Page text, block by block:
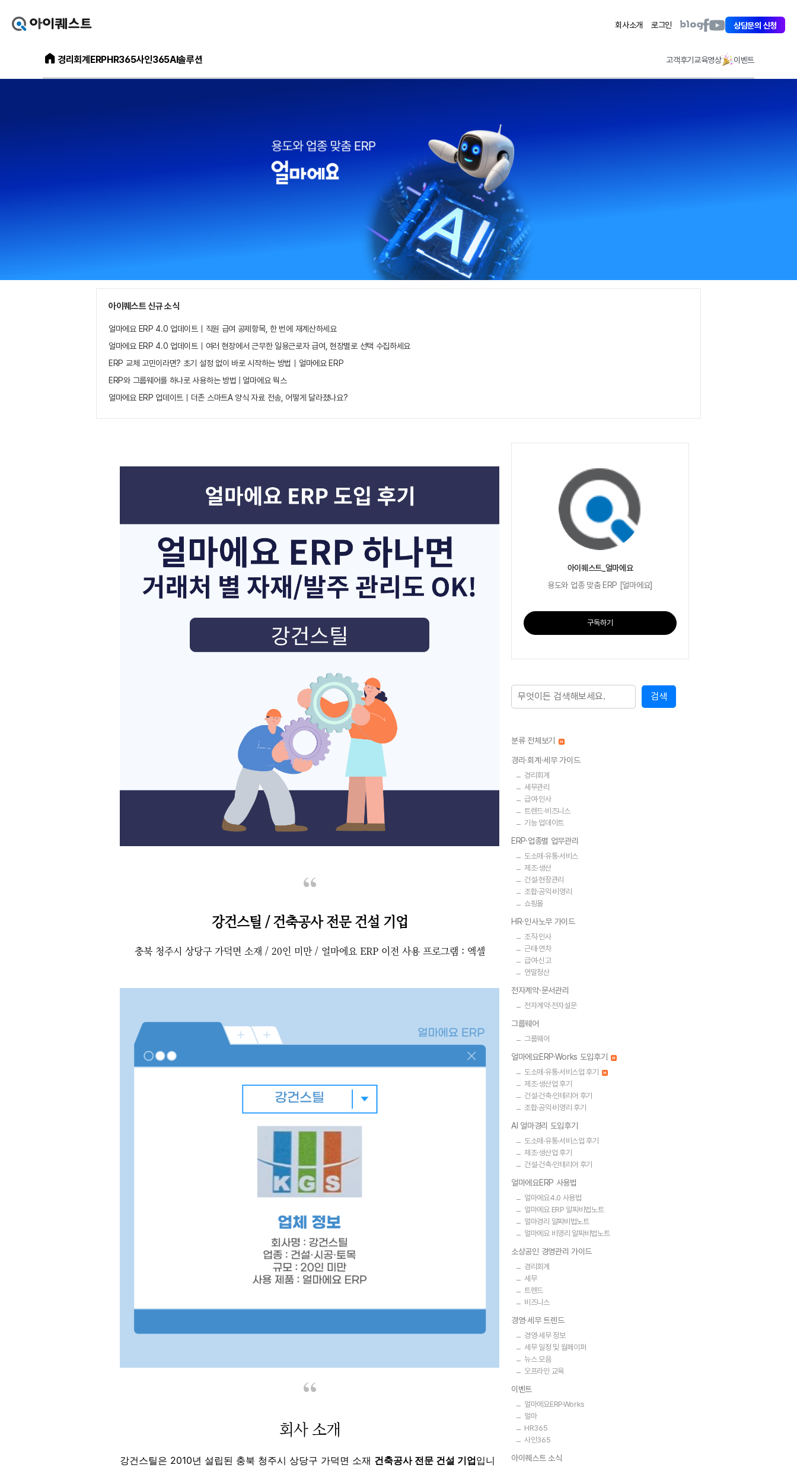
스
얼
회사소개 로그인
아
스
트
블
아
이
스
트
페
아
스
트
유
상담문의 신청
아
이
퀘
경리회계 ERPHR365사인365AI솔루션 고객후기교육영상 이벤트
아이퀘스트 신규 소식
얼마에요 ERP 4.0 업데이트｜직원 급여 공제항목, 한 번에 재계산하세요
얼마에요 ERP 4.0 업데이트｜여러 현장에서 근무한 일용근로자 급여, 현장별로 선택 수집하세요
ERP 교체 고민이라면? 초기 설정 없이 바로 시작하는 방법｜얼마에요 ERP
ERP와 그룹웨어를 하나로 사용하는 방법 | 얼마에요 웍스
얼마에요 ERP 업데이트｜더존 스마트A 양식 자료 전송, 어떻게 달라졌나요?
강건스틸 / 건축공사 전문 건설 기업
충북 청주시 상당구 가덕면 소재 / 20인 미만 / 얼마에요 ERP 이전 사용 프로그램 : 엑셀
회사 소개
강건스틸은 2010년 설립된 충북 청주시 상당구 가덕면 소재 건축공사 전문 건설 기업입니
아이퀘스트_얼마에요
용도와 업종 맞춤 ERP [얼마에요]
구독하기
분류 전체보기
경리·회계·세무 가이드
경리회계
세무관리
급여·인사
트렌드·비즈니스
기능 업데이트
ERP·업종별 업무관리
도소매·유통·서비스
제조·생산
건설·현장관리
조합·공익·비영리
쇼핑몰
HR·인사노무 가이드
조직·인사
근태·연차
급여·신고
연말정산
전자계약·문서관리
전자계약·전자설문
그룹웨어
그룹웨어
얼마에요ERP·Works 도입후기
도소매·유통·서비스업 후기
제조·생산업 후기
건설·건축·인테리어 후기
조합·공익·비영리 후기
AI 얼마경리 도입후기
도소매·유통·서비스업 후기
제조·생산업 후기
건설·건축·인테리어 후기
얼마에요ERP 사용법
얼마에요4.0 사용법
얼마에요 ERP 알짜비법노트
얼마경리 알짜비법노트
얼마에요 비영리 알짜비법노트
소상공인 경영관리 가이드
경리회계
세무
트렌드
비즈니스
경영·세무 트렌드
경영·세무 정보
세무 일정 및 월페이퍼
뉴스 모음
오프라인 교육
이벤트
얼마에요ERP·Works
얼마
HR365
사인365
아이퀘스트 소식